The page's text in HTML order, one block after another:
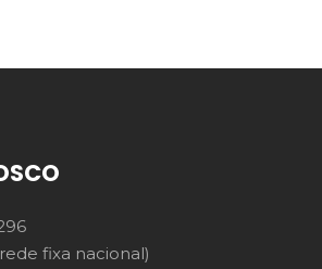
fixa nacional)